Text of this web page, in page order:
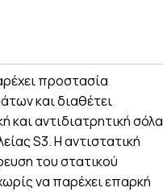
προστασία
και διαθέτει
και αντιδιατρητική σόλα
S3. Η αντιστατική
του στατικού
να παρέχει επαρκή